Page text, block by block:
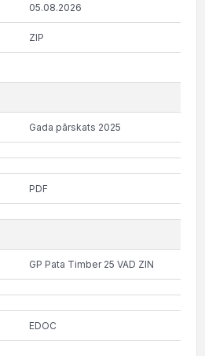
05.08.2026
ZIP
Gada pārskats 2025
PDF
GP Pata Timber 25 VAD ZIN
EDOC